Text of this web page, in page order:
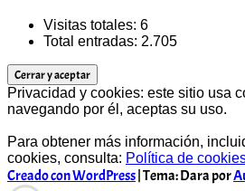
Visitas totales: 6
Total entradas: 2.705
Privacidad y cookies: este sitio usa
navegando por él, aceptas su uso.
Para obtener más información,
cookies, consulta: Política de
Creado con WordPress Tema: Dara por